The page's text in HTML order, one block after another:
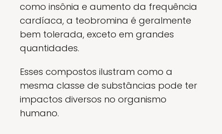
como insônia e aumento da frequência
cardíaca, a teobromina é geralmente
bem tolerada, exceto em grandes
quantidades.
Esses compostos ilustram como a
mesma classe de substâncias pode ter
impactos diversos no organismo
humano.